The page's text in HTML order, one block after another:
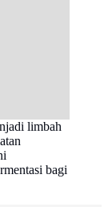
limbah
bagi